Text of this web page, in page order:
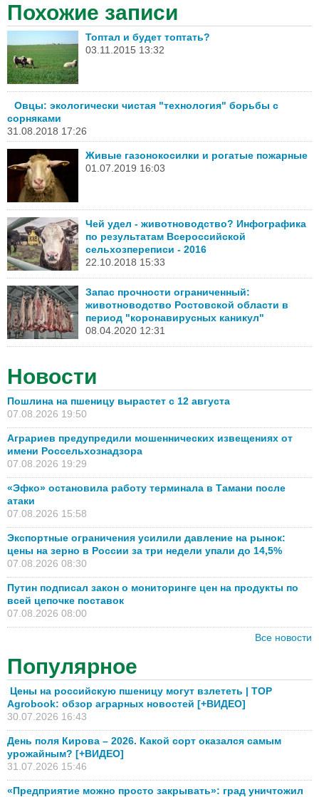
Похожие записи
Топтал и будет топтать?
03.11.2015 13:32
Овцы: экологически чистая "технология" борьбы с
сорняками
31.08.2018 17:26
Живые газонокосилки и рогатые пожарные
01.07.2019 16:03
Чей удел - животноводство? Инфографика
по результатам Всероссийской
сельхозпереписи - 2016
22.10.2018 15:33
Запас прочности ограниченный:
животноводство Ростовской области в
период "коронавирусных каникул"
08.04.2020 12:31
Новости
Пошлина на пшеницу вырастет с 12 августа
07.08.2026 19:50
Аграриев предупредили мошеннических извещениях от
имени Россельхознадзора
07.08.2026 19:29
«Эфко» остановила работу терминала в Тамани после
атаки
07.08.2026 15:58
Экспортные ограничения усилили давление на рынок:
цены на зерно в России за три недели упали до 14,5%
07.08.2026 08:30
Путин подписал закон о мониторинге цен на продукты по
всей цепочке поставок
07.08.2026 08:00
Все новости
Популярное
Цены на российскую пшеницу могут взлететь | TOP
Agrobook: обзор аграрных новостей [+ВИДЕО]
30.07.2026 16:43
День поля Кирова – 2026. Какой сорт оказался самым
урожайным? [+ВИДЕО]
31.07.2026 15:46
«Предприятие можно просто закрывать»: град уничтожил